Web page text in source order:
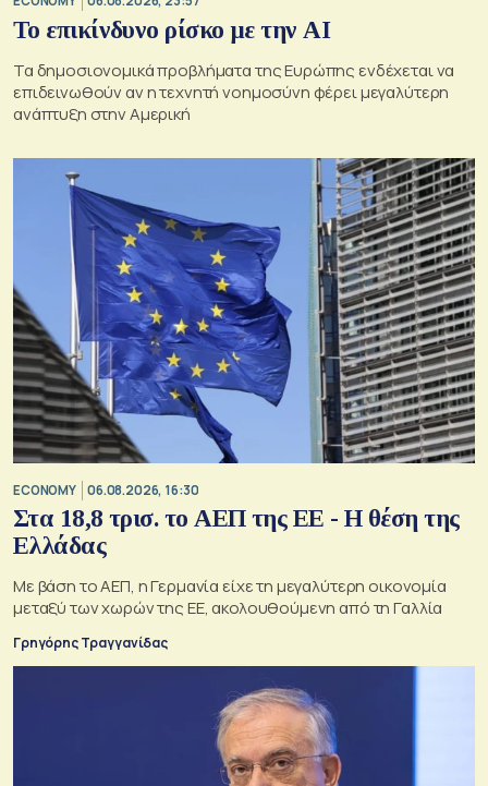
Το επικίνδυνο ρίσκο με την ΑΙ
Τα δημοσιονομικά προβλήματα της Ευρώπης ενδέχεται να
επιδεινωθούν αν η τεχνητή νοημοσύνη φέρει μεγαλύτερη
ανάπτυξη στην Αμερική
ECONOMY 06.08.2026, 16:30
Στα 18,8 τρισ. το ΑΕΠ της ΕΕ - Η θέση της
Ελλάδας
Με βάση το ΑΕΠ, η Γερμανία είχε τη μεγαλύτερη οικονομία
μεταξύ των χωρών της ΕΕ, ακολουθούμενη από τη Γαλλία
Γρηγόρης Τραγγανίδας